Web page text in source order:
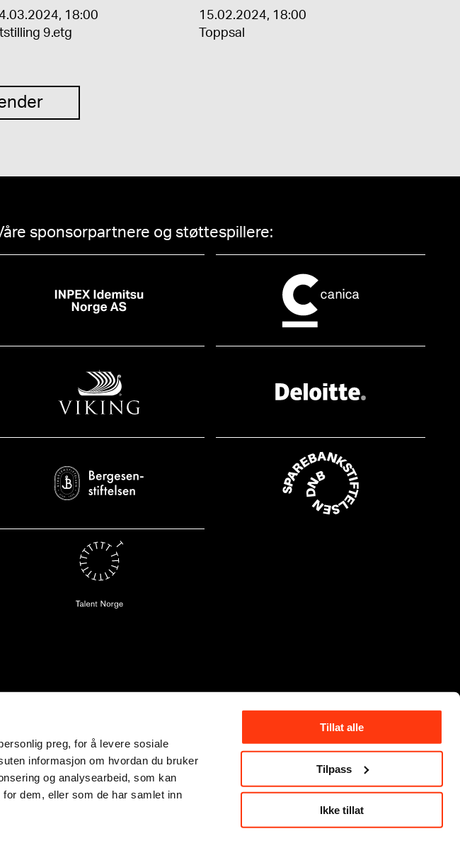
preg, for å levere sosiale
informasjon om hvordan du bruker
og analysearbeid, som kan
dem, eller som de har samlet inn
Tillat alle
Tilpass
Ikke tillat
, 18:00
9.etg
15.02.2024, 18:00
Toppsal
sponsorpartnere og støttespillere: